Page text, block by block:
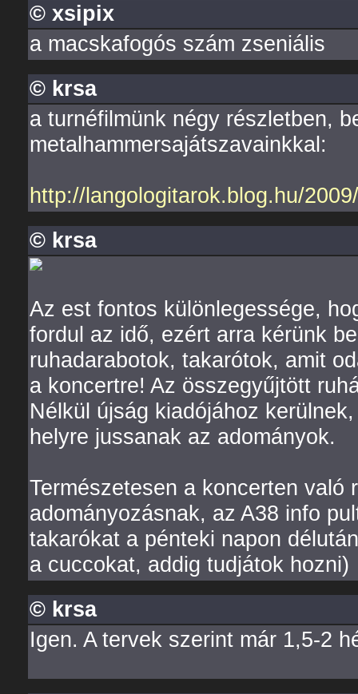
© xsipix
a macskafogós szám zseniális
© krsa
a turnéfilmünk négy részletben,
metalhammersajátszavainkkal:
http://langologitarok.blog.hu/
© krsa
Az est fontos különlegessége,
fordul az idő, ezért arra kérünk
ruhadarabotok, takarótok, amit
a koncertre! Az összegyűjtött
Nélkül újság kiadójához
helyre jussanak az adományok.
Természetesen a koncerten való
adományozásnak, az A38 info
takarókat a pénteki napon
a cuccokat, addig tudjátok hozni)
© krsa
Igen. A tervek szerint már 1,5-2